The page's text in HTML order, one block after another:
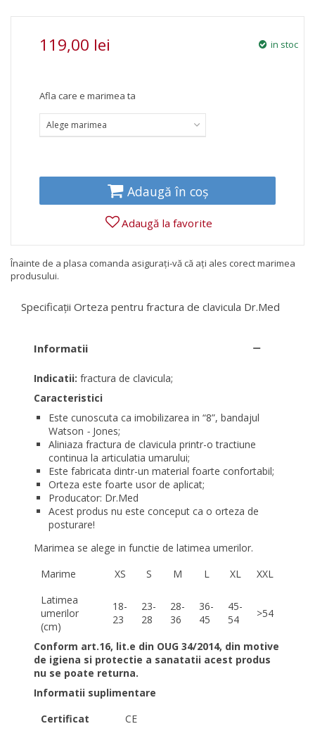
119,00 lei in stoc
Afla care e marimea ta
Alege marimea
Adaugă în coș
Adaugă la favorite
Înainte de a plasa comanda asigurați-vă că ați ales corect marimea
produsului.
Specificații Orteza pentru fractura de clavicula Dr.Med
Informatii
Indicatii:fractura de clavicula;
Caracteristici
Este cunoscuta ca imobilizarea in “8”, bandajul
Watson - Jones;
Aliniaza fractura de clavicula printr-o tractiune
continua la articulatia umarului;
Este fabricata dintr-un material foarte confortabil;
Orteza este foarte usor de aplicat;
Producator: Dr.Med
Acest produs nu este conceput ca o orteza de
posturare!
Marimea se alege in functie de latimea umerilor.
Marime
XS S M L XL
XXL
Latimea
umerilor
(cm)
18-
23
23-
28
28-
36
36-
45
45-
54
>54
Conform art.16, lit.e din OUG 34/2014, din motive
de igiena si protectie a sanatatii acest produs
nu se poate returna.
Informatii suplimentare
Certificat
CE